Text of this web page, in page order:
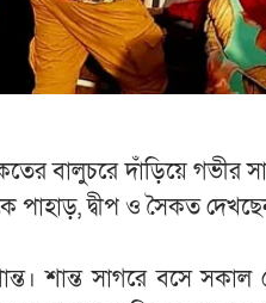
বালুচরে দাঁড়িয়ে
দ্বীপ ও সৈকত
শান্ত সাগরে বসে সকাল